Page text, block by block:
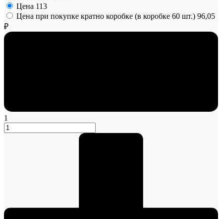
Цена 113
Цена при покупке кратно коробке (в коробке 60 шт.) 96,05
₽
1